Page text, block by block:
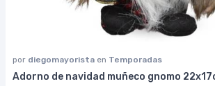
por diegomayorista en Temporadas
Adorno de navidad muñeco gnomo